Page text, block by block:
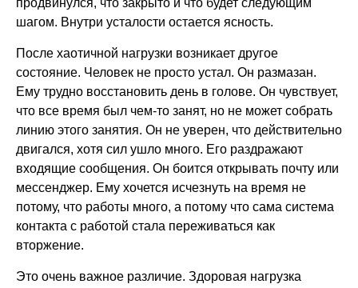
продвинулся, что закрыто и что будет следующим
шагом. Внутри усталости остается ясность.
После хаотичной нагрузки возникает другое
состояние. Человек не просто устал. Он размазан.
Ему трудно восстановить день в голове. Он чувствует,
что все время был чем-то занят, но не может собрать
линию этого занятия. Он не уверен, что действительно
двигался, хотя сил ушло много. Его раздражают
входящие сообщения. Он боится открывать почту или
мессенджер. Ему хочется исчезнуть на время не
потому, что работы много, а потому что сама система
контакта с работой стала переживаться как
вторжение.
Это очень важное различие. Здоровая нагрузка